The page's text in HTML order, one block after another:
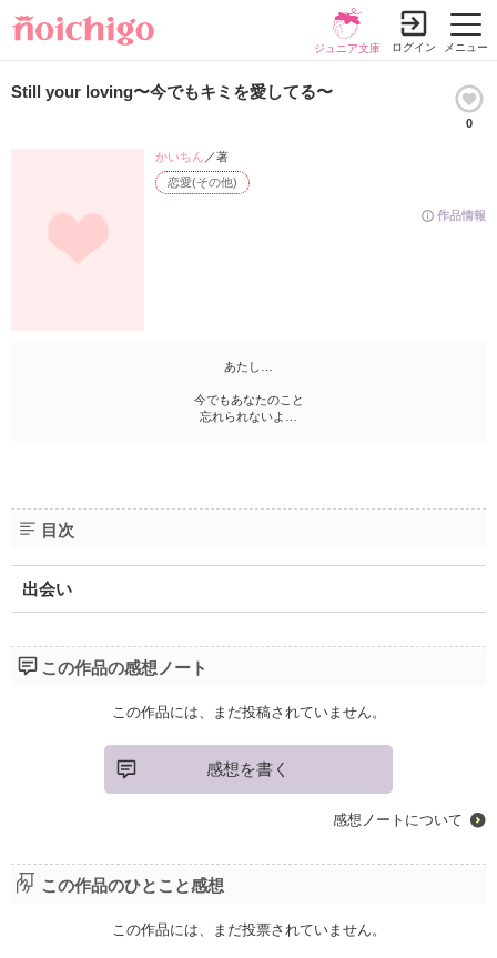
メニュー
ジュニア文庫 ログイン
Still your loving〜今でもキミを愛してる〜
0
作品情報
恋愛(その他)
かいちん ／著
あたし…
今でもあなたのこと
忘れられないよ…
目次
出会い
この作品の感想ノート
この作品には、まだ投稿されていません。
感想を書く
感想ノートについて
この作品のひとこと感想
この作品には、まだ投票されていません。